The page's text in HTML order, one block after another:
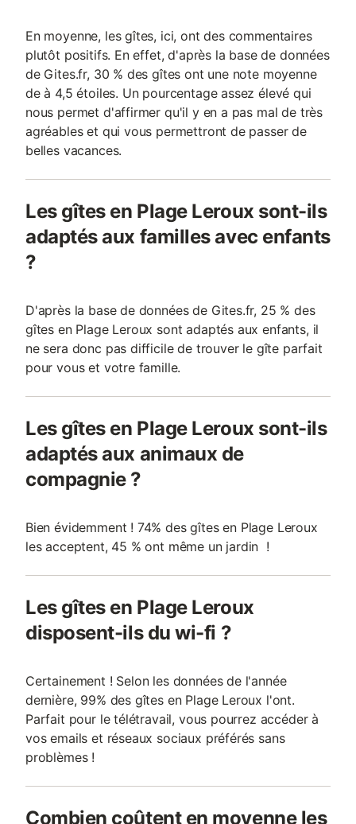
En moyenne, les gîtes, ici, ont des commentaires
plutôt positifs. En effet, d'après la base de données
de Gites.fr, 30 % des gîtes ont une note moyenne
de à 4,5 étoiles. Un pourcentage assez élevé qui
nous permet d'affirmer qu'il y en a pas mal de très
agréables et qui vous permettront de passer de
belles vacances.
Les gîtes en Plage Leroux sont-ils
adaptés aux familles avec enfants
?
D'après la base de données de Gites.fr, 25 % des
gîtes en Plage Leroux sont adaptés aux enfants, il
ne sera donc pas difficile de trouver le gîte parfait
pour vous et votre famille.
Les gîtes en Plage Leroux sont-ils
adaptés aux animaux de
compagnie ?
Bien évidemment ! 74% des gîtes en Plage Leroux
les acceptent, 45 % ont même un jardin !
Les gîtes en Plage Leroux
disposent-ils du wi-fi ?
Certainement ! Selon les données de l'année
dernière, 99% des gîtes en Plage Leroux l'ont.
Parfait pour le télétravail, vous pourrez accéder à
vos emails et réseaux sociaux préférés sans
problèmes !
Combien coûtent en moyenne les